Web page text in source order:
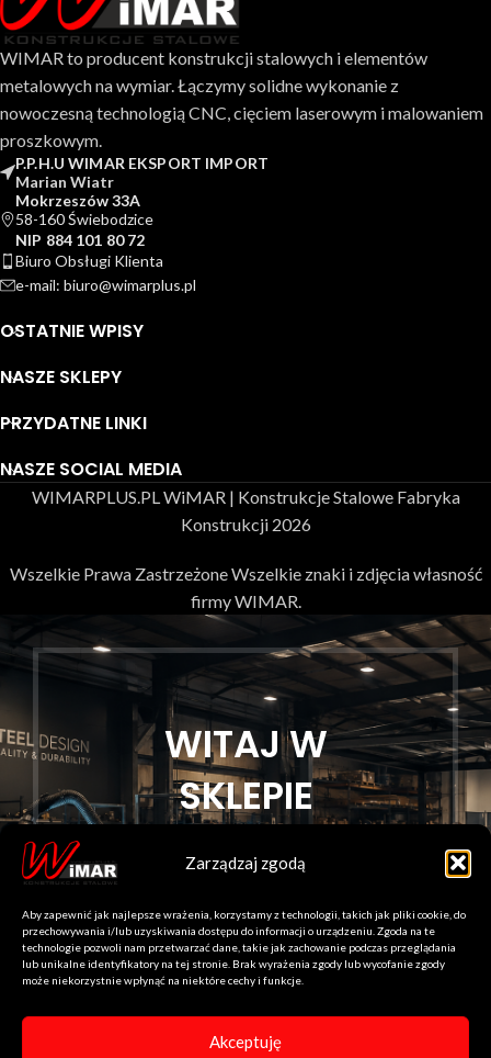
Zarządzaj zgodą
Aby zapewnić jak najlepsze wrażenia, korzystamy z technologii, takich jak pliki cookie, do
przechowywania i/lub uzyskiwania dostępu do informacji o urządzeniu. Zgoda na te
technologie pozwoli nam przetwarzać dane, takie jak zachowanie podczas przeglądania
lub unikalne identyfikatory na tej stronie. Brak wyrażenia zgody lub wycofanie zgody
może niekorzystnie wpłynąć na niektóre cechy i funkcje.
Akceptuję
WIMAR to producent konstrukcji stalowych i elementów
metalowych na wymiar. Łączymy solidne wykonanie z
nowoczesną technologią CNC, cięciem laserowym i malowaniem
proszkowym.
P.P.H.U WIMAR EKSPORT IMPORT
Marian Wiatr
Mokrzeszów 33A
58-160 Świebodzice
NIP 884 101 80 72
Biuro Obsługi Klienta
e-mail: biuro@wimarplus.pl
OSTATNIE WPISY
NASZE SKLEPY
PRZYDATNE LINKI
NASZE SOCIAL MEDIA
WIMARPLUS.PL WiMAR | Konstrukcje Stalowe Fabryka
Konstrukcji 2026
Wszelkie Prawa Zastrzeżone Wszelkie znaki i zdjęcia własność
firmy WIMAR.
WITAJ W
SKLEPIE
WIMARPLUS.PL
które łączą nowoczesny design, precyzję
wykonania i trwałość na lata.
Polska produkcja • Solidne wykonanie •
Bezpieczna wysyłka
Zapoznaj się z nasząPolityką Prywatności